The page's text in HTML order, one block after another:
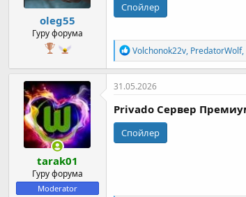
oleg55
Гуру форума
Спойлер
Р
е
а
к
и
и
Volchonok22v, PredatorWolf,
tarak01
Гуру форума
Moderator
31.05.2026
Privado Cервер
Спойлер